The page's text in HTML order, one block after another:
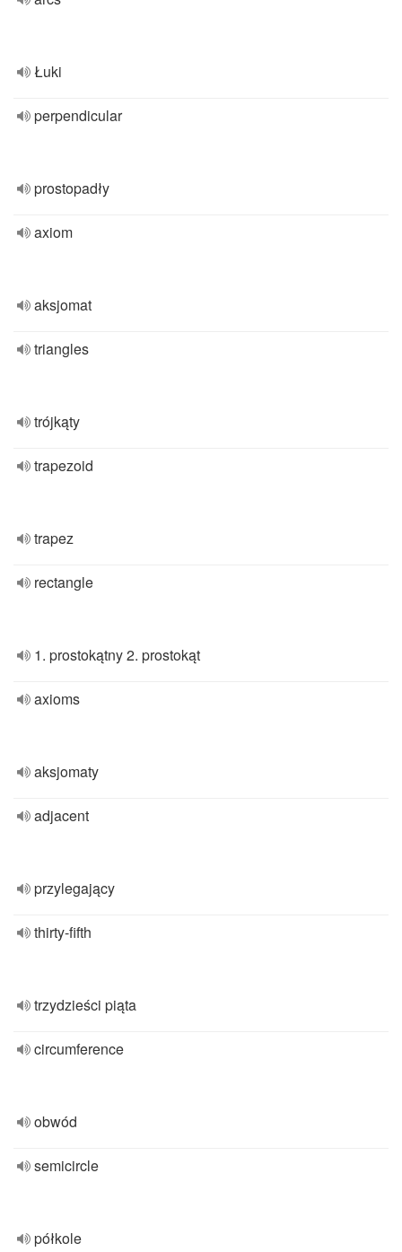
Łuki
perpendicular
prostopadły
axiom
aksjomat
triangles
trójkąty
trapezoid
trapez
rectangle
1. prostokątny 2. prostokąt
axioms
aksjomaty
adjacent
przylegający
thirty-fifth
trzydzieści piąta
circumference
obwód
semicircle
półkole